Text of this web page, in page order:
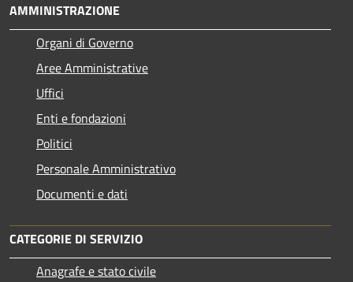
AMMINISTRAZIONE
Organi di Governo
Aree Amministrative
Uffici
Enti e fondazioni
Politici
Personale Amministrativo
Documenti e dati
CATEGORIE DI SERVIZIO
Anagrafe e stato civile